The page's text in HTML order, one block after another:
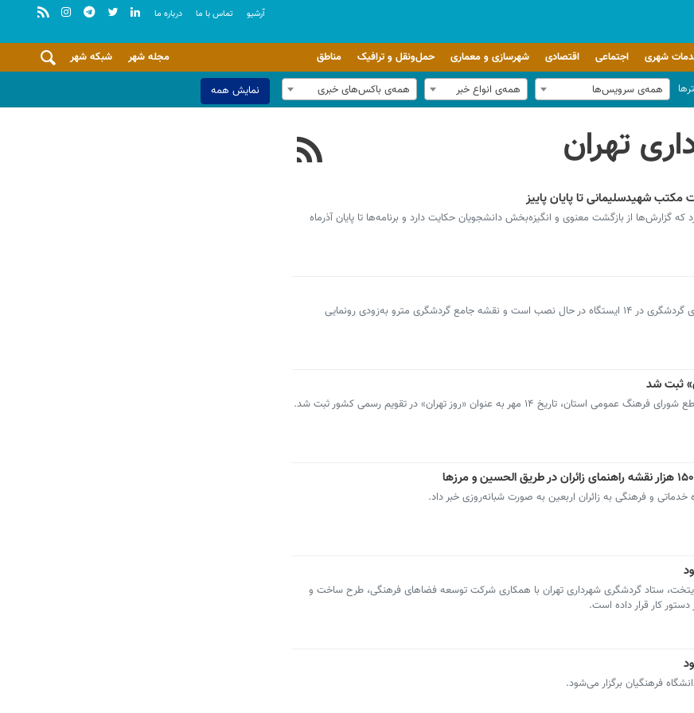
آرشيو تماس با ما درباره ما
شهری اجتماعی اقتصادی شهرسازی و معماری حمل‌ونقل و ترافیک مناطق شبکه شهر
مجله شهر
همه‌ی سرویس‌ها همه‌ی انواع خبر همه‌ی باکس‌های خبری نمایش همه
تهران
مکتب شهیدسلیمانی تا پایان پاییز
گزارش‌ها از بازگشت معنوی و انگیزه‌بخش دانشجویان حکایت دارد و برنامه‌ها تا پایان آذرماه
رئیس ستاد گردشگری شهرداری تهران گفت: نقشه‌های گردشگری در ۱۴ ایستگاه در حال نصب است و نقشه جامع گردشگری مترو به‌زودی رونمایی
۱۴ مهر به عنوان «روز تهران» در تقویم رسمی کشور ثبت شد.
خدماتی و فرهنگی به زائران اربعین به صورت شبانه‌روزی خبر داد.
ستاد گردشگری شهرداری تهران با همکاری شرکت توسعه فضاهای فرهنگی، طرح ساخت و
کار قرار داده است.
فرهنگیان برگزار می‌شود.